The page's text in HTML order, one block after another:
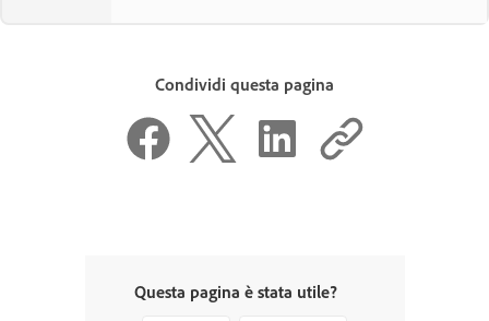
Condividi questa pagina
Questa pagina è stata utile?